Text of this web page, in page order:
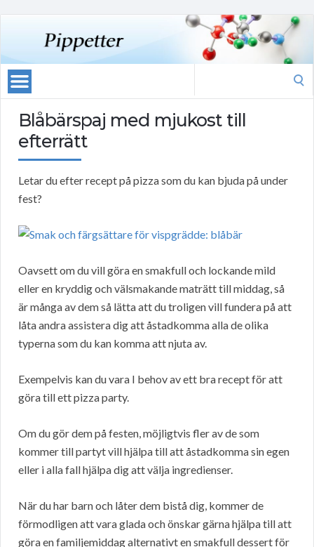
Blåbärspaj med mjukost till
efterrätt
Letar du efter recept på pizza som du kan bjuda på under
fest?
Oavsett om du vill göra en smakfull och lockande mild
eller en kryddig och välsmakande maträtt till middag, så
är många av dem så lätta att du troligen vill fundera på att
låta andra assistera dig att åstadkomma alla de olika
typerna som du kan komma att njuta av.
Exempelvis kan du vara I behov av ett bra recept för att
göra till ett pizza party.
Om du gör dem på festen, möjligtvis fler av de som
kommer till partyt vill hjälpa till att åstadkomma sin egen
eller i alla fall hjälpa dig att välja ingredienser.
När du har barn och låter dem bistå dig, kommer de
förmodligen att vara glada och önskar gärna hjälpa till att
göra en familjemiddag alternativt en smakfull dessert för